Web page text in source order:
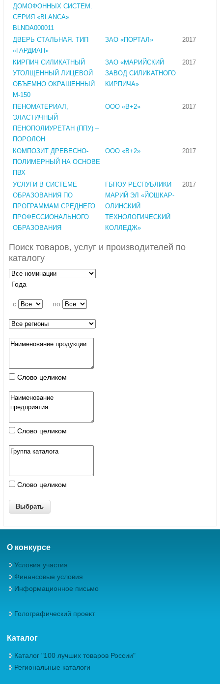
ДОМОФОННЫХ СИСТЕМ.
СЕРИЯ «BLANCA»
BLNDA000011
ДВЕРЬ СТАЛЬНАЯ. ТИП
«ГАРДИАН»
ЗАО «ПОРТАЛ» 2017
КИРПИЧ СИЛИКАТНЫЙ
УТОЛЩЕННЫЙ ЛИЦЕВОЙ
ОБЪЕМНО ОКРАШЕННЫЙ
М-150
ЗАО «МАРИЙСКИЙ
ЗАВОД СИЛИКАТНОГО
КИРПИЧА»
2017
ПЕНОМАТЕРИАЛ,
ЭЛАСТИЧНЫЙ
ПЕНОПОЛИУРЕТАН (ППУ) –
ПОРОЛОН
ООО «В+2» 2017
КОМПОЗИТ ДРЕВЕСНО-
ПОЛИМЕРНЫЙ НА ОСНОВЕ
ПВХ
ООО «В+2» 2017
УСЛУГИ В СИСТЕМЕ
ОБРАЗОВАНИЯ ПО
ПРОГРАММАМ СРЕДНЕГО
ПРОФЕССИОНАЛЬНОГО
ОБРАЗОВАНИЯ
ГБПОУ РЕСПУБЛИКИ
МАРИЙ ЭЛ «ЙОШКАР-
ОЛИНСКИЙ
ТЕХНОЛОГИЧЕСКИЙ
КОЛЛЕДЖ»
2017
Поиск товаров, услуг и производителей по
каталогу
Года
c по
Слово целиком
Слово целиком
Слово целиком
О конкурсе
Условия участия
Финансовые условия
Информационное письмо
Голографический проект
Каталог
Каталог "100 лучших товаров России"
Региональные каталоги